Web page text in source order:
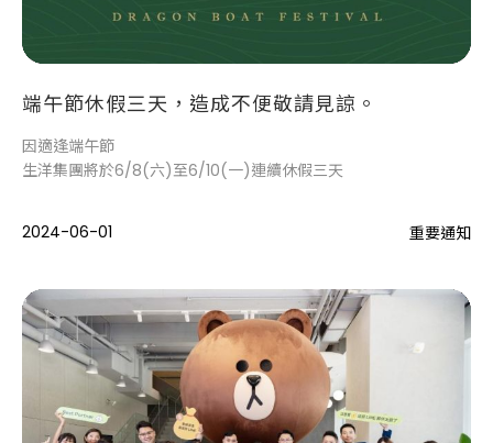
端午節休假三天，造成不便敬請見諒。
因適逢端午節
生洋集團將於6/8(六)至6/10(一)連續休假三天
2024-06-01 重要通知